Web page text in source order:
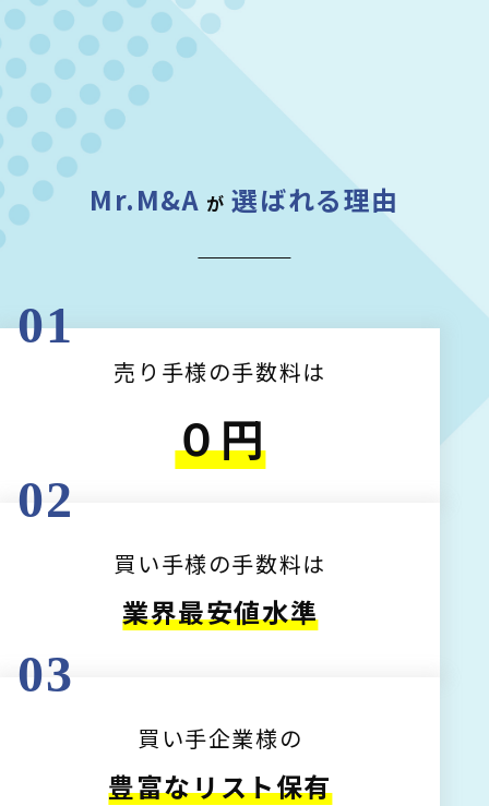
Mr.M&A が選ばれる理由
01
売り手様の手数料は
０円
02
買い手様の手数料は
業界最安値水準
03
買い手企業様の
豊富なリスト保有